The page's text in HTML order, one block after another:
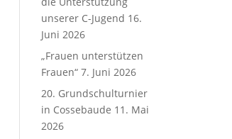
unserer C-Jugend 16.
Juni 2026
„Frauen unterstützen
Frauen“ 7. Juni 2026
20. Grundschulturnier
in Cossebaude 11. Mai
2026